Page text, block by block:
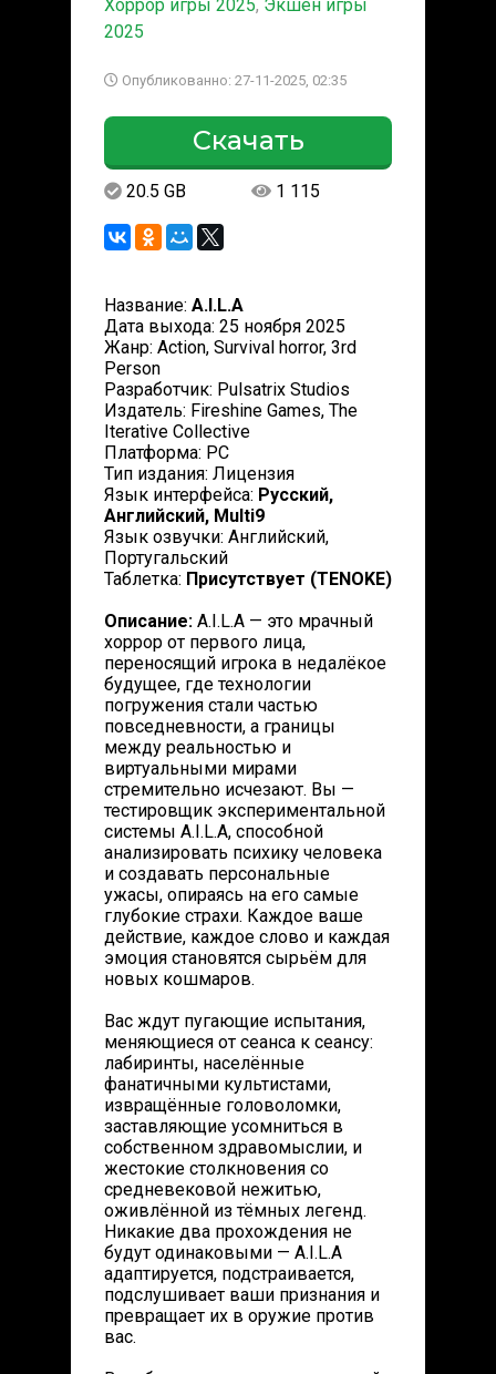
Хоррор игры 2025, Экшен игры
2025
Опубликованно: 27-11-2025, 02:35
Скачать
20.5 GB 1 115
Название: A.I.L.A
Дата выхода: 25 ноября 2025
Жанр: Action, Survival horror, 3rd
Person
Разработчик: Pulsatrix Studios
Издатель: Fireshine Games, The
Iterative Collective
Платформа: PC
Тип издания: Лицензия
Язык интерфейса: Русский,
Английский, Multi9
Язык озвучки: Английский,
Португальский
Таблетка: Присутствует (TENOKE)
Описание: A.I.L.A — это мрачный
хоррор от первого лица,
переносящий игрока в недалёкое
будущее, где технологии
погружения стали частью
повседневности, а границы
между реальностью и
виртуальными мирами
стремительно исчезают. Вы —
тестировщик экспериментальной
системы A.I.L.A, способной
анализировать психику человека
и создавать персональные
ужасы, опираясь на его самые
глубокие страхи. Каждое ваше
действие, каждое слово и каждая
эмоция становятся сырьём для
новых кошмаров.
Вас ждут пугающие испытания,
меняющиеся от сеанса к сеансу:
лабиринты, населённые
фанатичными культистами,
извращённые головоломки,
заставляющие усомниться в
собственном здравомыслии, и
жестокие столкновения со
средневековой нежитью,
оживлённой из тёмных легенд.
Никакие два прохождения не
будут одинаковыми — A.I.L.A
адаптируется, подстраивается,
подслушивает ваши признания и
превращает их в оружие против
вас.